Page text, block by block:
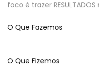
foco é trazer
O Que Fazemos
O Que Fizemos